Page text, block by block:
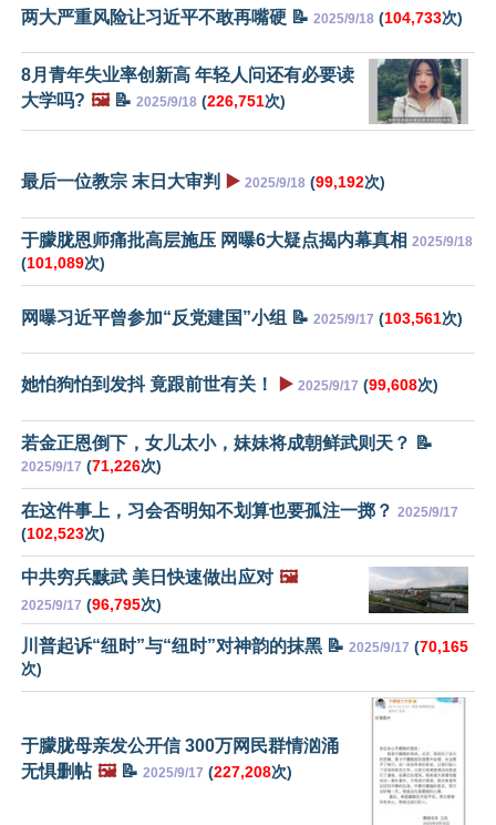
两大严重风险让习近平不敢再嘴硬 📝 2025/9/18 (104,733次)
8月青年失业率创新高 年轻人问还有必要读
大学吗? 🖼️📝 2025/9/18 (226,751次)
最后一位教宗 末日大审判 ▶️ 2025/9/18 (99,192次)
于朦胧恩师痛批高层施压 网曝6大疑点揭内幕真相 2025/9/18
(101,089次)
网曝习近平曾参加“反党建国”小组 📝 2025/9/17 (103,561次)
她怕狗怕到发抖 竟跟前世有关！ ▶️ 2025/9/17 (99,608次)
若金正恩倒下，女儿太小，妹妹将成朝鲜武则天？ 📝
2025/9/17 (71,226次)
在这件事上，习会否明知不划算也要孤注一掷？ 2025/9/17
(102,523次)
中共穷兵黩武 美日快速做出应对 🖼️
2025/9/17 (96,795次)
川普起诉“纽时”与“纽时”对神韵的抹黑 📝 2025/9/17 (70,165
次)
于朦胧母亲发公开信 300万网民群情汹涌
无惧删帖 🖼️📝 2025/9/17 (227,208次)